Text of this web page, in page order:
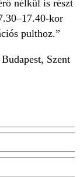
nélkül is részt
kor
pulthoz.”
Szent